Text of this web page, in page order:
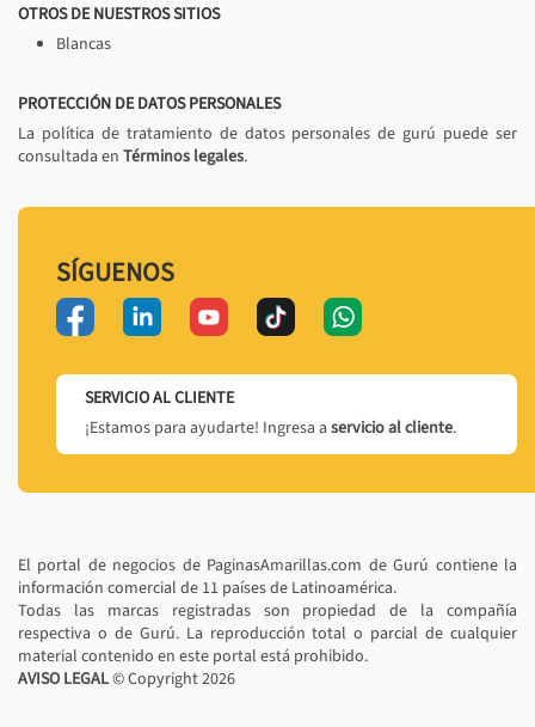
OTROS DE NUESTROS SITIOS
Blancas
PROTECCIÓN DE DATOS PERSONALES
La política de tratamiento de datos personales de gurú puede ser
consultada en Términos legales.
SÍGUENOS
SERVICIO AL CLIENTE
¡Estamos para ayudarte! Ingresa a servicio al cliente.
El portal de negocios de PaginasAmarillas.com de Gurú contiene la
información comercial de 11 países de Latinoamérica.
Todas las marcas registradas son propiedad de la compañía
respectiva o de Gurú. La reproducción total o parcial de cualquier
material contenido en este portal está prohibido.
AVISO LEGAL© Copyright2026